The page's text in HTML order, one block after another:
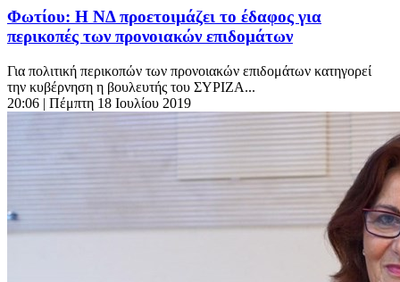
Φωτίου: Η ΝΔ προετοιμάζει το έδαφος για
περικοπές των προνοιακών επιδομάτων
Για πολιτική περικοπών των προνοιακών επιδομάτων κατηγορεί
την κυβέρνηση η βουλευτής του ΣΥΡΙΖΑ...
20:06 | Πέμπτη 18 Ιουλίου 2019